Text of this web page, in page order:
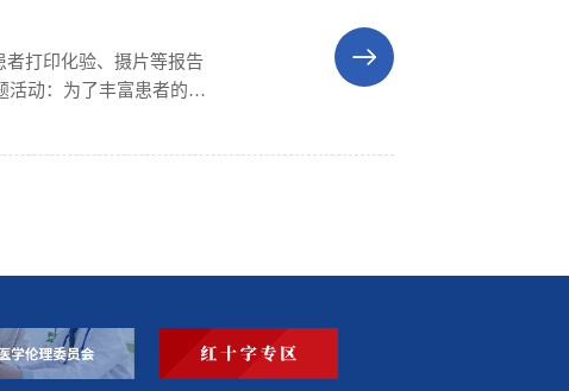
打印化验、摄片等报告
活动：为了丰富患者的住